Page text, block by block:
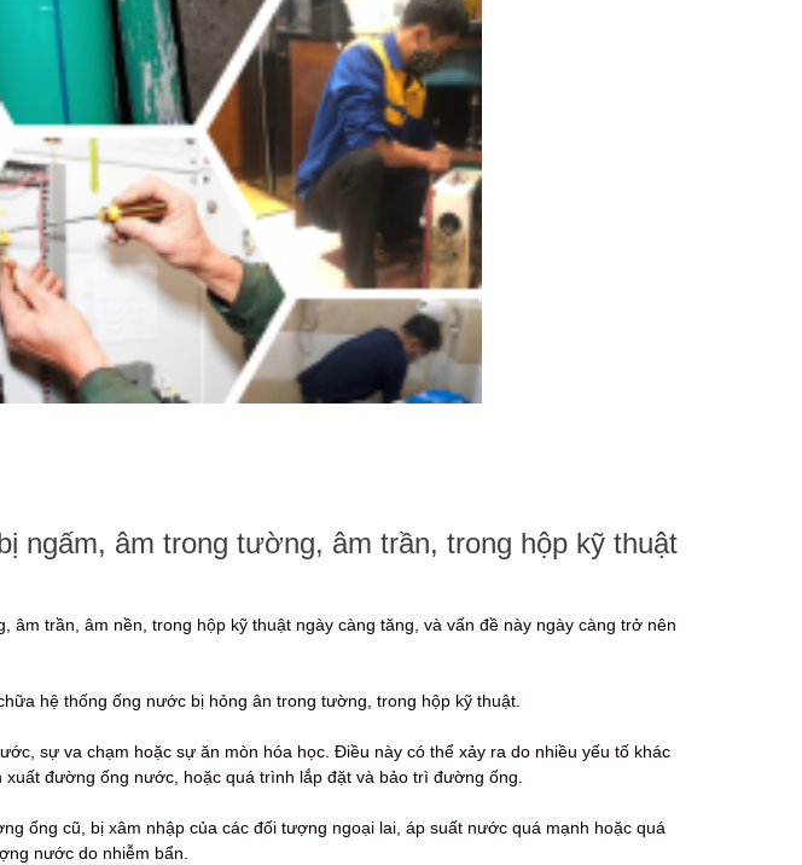
âm trong tường, âm trần, trong hộp kỹ thuật
trần, âm nền, trong hộp kỹ thuật ngày càng tăng, và vấn đề này ngày càng trở nên
hệ thống ống nước bị hỏng ân trong tường, trong hộp kỹ thuật.
sự va chạm hoặc sự ăn mòn hóa học. Điều này có thể xảy ra do nhiều yếu tố khác
đường ống nước, hoặc quá trình lắp đặt và bảo trì đường ống.
ống cũ, bị xâm nhập của các đối tượng ngoại lai, áp suất nước quá mạnh hoặc quá
nước do nhiễm bẩn.